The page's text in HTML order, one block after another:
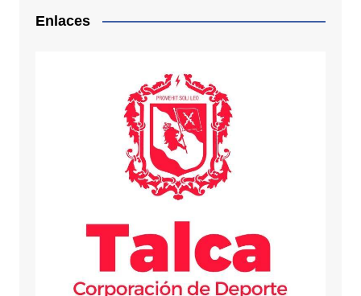
Enlaces